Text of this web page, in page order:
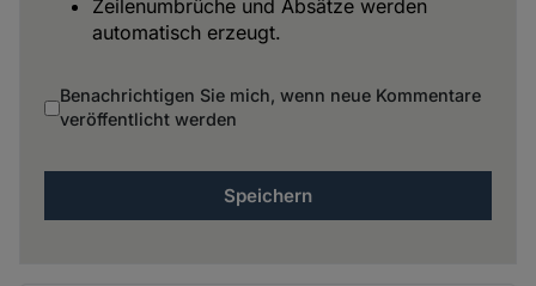
Zeilenumbrüche und Absätze werden
automatisch erzeugt.
Benachrichtigen Sie mich, wenn neue Kommentare
veröffentlicht werden